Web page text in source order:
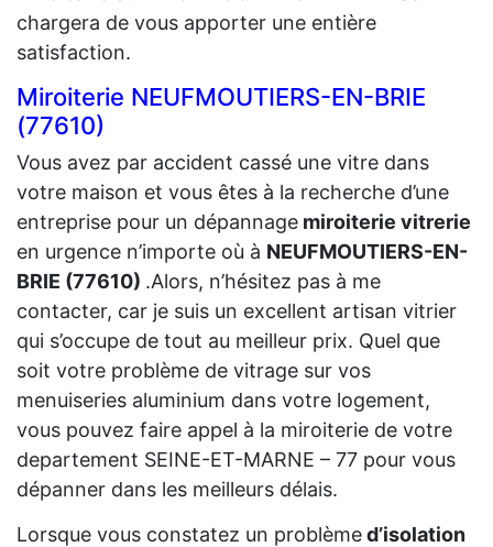
chargera de vous apporter une entière
satisfaction.
Miroiterie NEUFMOUTIERS-EN-BRIE
(77610)
Vous avez par accident cassé une vitre dans
votre maison et vous êtes à la recherche d’une
entreprise pour un dépannage miroiterie vitrerie
en urgence n’importe où à NEUFMOUTIERS-EN-
BRIE (77610) .Alors, n’hésitez pas à me
contacter, car je suis un excellent artisan vitrier
qui s’occupe de tout au meilleur prix. Quel que
soit votre problème de vitrage sur vos
menuiseries aluminium dans votre logement,
vous pouvez faire appel à la miroiterie de votre
departement SEINE-ET-MARNE – 77 pour vous
dépanner dans les meilleurs délais.
Lorsque vous constatez un problèmed’isolation